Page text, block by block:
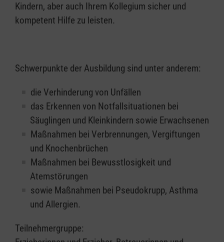
Kindern, aber auch Ihrem Kollegium sicher und
kompetent Hilfe zu leisten.
Schwerpunkte der Ausbildung sind unter anderem:
die Verhinderung von Unfällen
das Erkennen von Notfallsituationen bei
Säuglingen und Kleinkindern sowie Erwachsenen
Maßnahmen bei Verbrennungen, Vergiftungen
und Knochenbrüchen
Maßnahmen bei Bewusstlosigkeit und
Atemstörungen
sowie Maßnahmen bei Pseudokrupp, Asthma
und Allergien.
Teilnehmergruppe: